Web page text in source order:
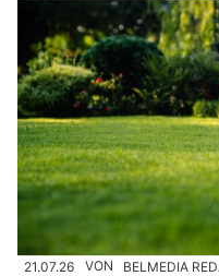
21.07.26 VON BELMEDIA